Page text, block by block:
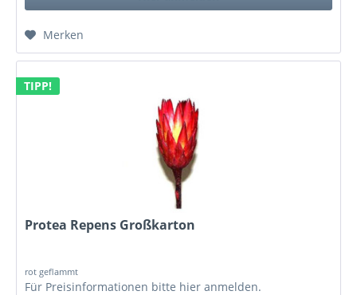
Merken
TIPP!
Protea Repens Großkarton
rot geflammt
Für Preisinformationen bitte hier anmelden.